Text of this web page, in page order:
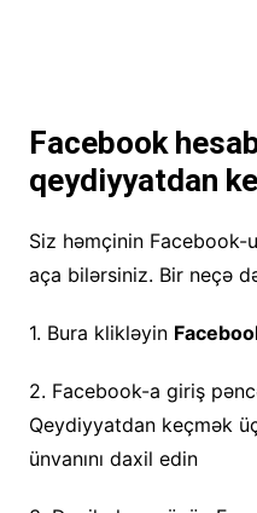
Facebook
qeydiyyatdan
Siz həmçinin Facebook-
aça bilərsiniz. Bir neçə
1. Bura klikləyin
2. Facebook-a giriş
Qeydiyyatdan keçmək
ünvanını daxil edin